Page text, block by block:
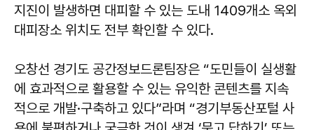
지진이 발생하면 대피할 수 있는 도내 1409개소 옥외
대피장소 위치도 전부 확인할 수 있다.
오창선 경기도 공간정보드론팀장은 “도민들이 실생활
에 효과적으로 활용할 수 있는 유익한 콘텐츠를 지속
적으로 개발·구축하고 있다”라며 “경기부동산포털 사